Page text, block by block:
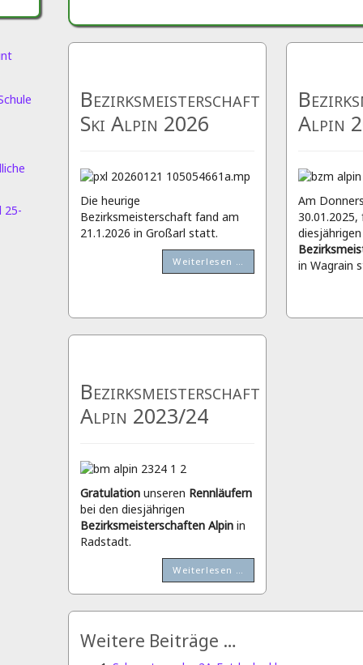
Bezirksmeisterschaft
Ski Alpin 2026
Die heurige
Bezirksmeisterschaft fand am
21.1.2026 in Großarl statt.
Weiterlesen …
Alpin
Am
30.01.2025,
diesjährigen
in Wagrain
Bezirksmeisterschaft
Alpin 2023/24
Gratulationunseren Rennläufern
bei den diesjährigen
Bezirksmeisterschaften Alpinin
Radstadt.
Weiterlesen …
Weitere Beiträge …